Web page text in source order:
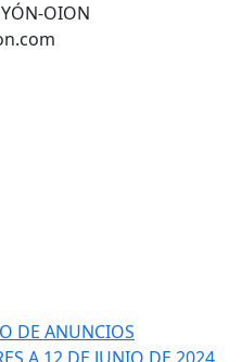
OION
DE ANUNCIOS